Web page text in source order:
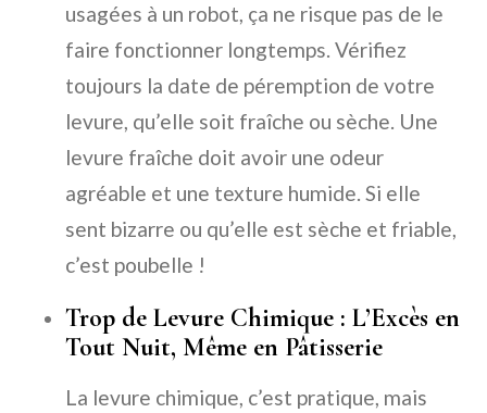
usagées à un robot, ça ne risque pas de le
faire fonctionner longtemps. Vérifiez
toujours la date de péremption de votre
levure, qu’elle soit fraîche ou sèche. Une
levure fraîche doit avoir une odeur
agréable et une texture humide. Si elle
sent bizarre ou qu’elle est sèche et friable,
c’est poubelle !
Trop de Levure Chimique : L’Excès en
Tout Nuit, Même en Pâtisserie
La levure chimique, c’est pratique, mais